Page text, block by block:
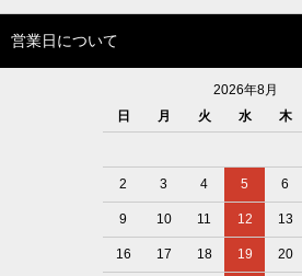
営業日について
2026年8月
日
月 火 水 木
2 3 4 5 6
9 10 11 12 13
16 17 18 19 20